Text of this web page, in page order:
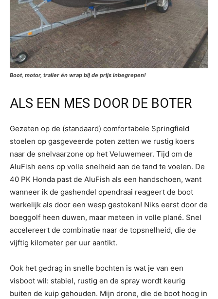
Boot, motor, trailer én wrap bij de prijs inbegrepen!
ALS EEN MES DOOR DE BOTER
Gezeten op de (standaard) comfortabele Springfield
stoelen op gasgeveerde poten zetten we rustig koers
naar de snelvaarzone op het Veluwemeer. Tijd om de
AluFish eens op volle snelheid aan de tand te voelen. De
40 PK Honda past de AluFish als een handschoen, want
wanneer ik de gashendel opendraai reageert de boot
werkelijk als door een wesp gestoken! Niks eerst door de
boeggolf heen duwen, maar meteen in volle plané. Snel
accelereert de combinatie naar de topsnelheid, die de
vijftig kilometer per uur aantikt.
Ook het gedrag in snelle bochten is wat je van een
visboot wil: stabiel, rustig en de spray wordt keurig
buiten de kuip gehouden. Mijn drone, die de boot hoog in